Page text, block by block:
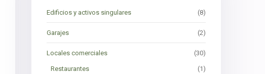
Edificios y activos singulares (8)
Garajes (2)
Locales comerciales (30)
Restaurantes (1)